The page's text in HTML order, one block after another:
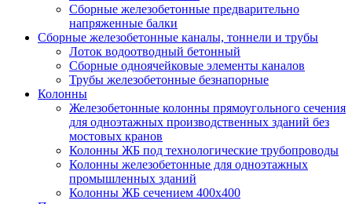
Сборные железобетонные предварительно
напряженные балки
Сборные железобетонные каналы, тоннели и трубы
Лоток водоотводный бетонный
Сборные одноячейковые элементы каналов
Трубы железобетонные безнапорные
Колонны
Железобетонные колонны прямоугольного сечения
для одноэтажных производственных зданий без
мостовых кранов
Колонны ЖБ под технологические трубопроводы
Колонны железобетонные для одноэтажных
промышленных зданий
Колонны ЖБ сечением 400х400